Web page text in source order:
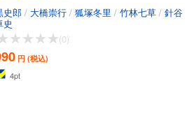
史郎 / 大橋崇行 / 狐塚冬里 / 竹林七草 / 針谷
史
(0)
円 (税込)
4pt